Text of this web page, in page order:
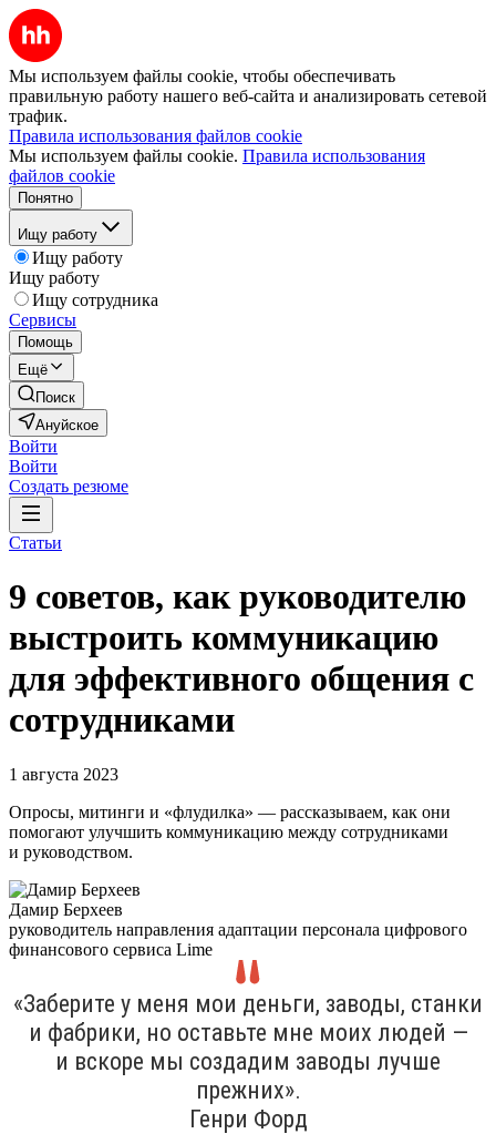
Мы используем файлы cookie, чтобы обеспечивать
правильную работу нашего веб-сайта и анализировать сетевой
трафик.
Правила использования файлов cookie
Мы используем файлы cookie. Правила использования
файлов cookie
Понятно
Ищу работу
Ищу работу
Ищу работу
Ищу сотрудника
Сервисы
Помощь
Ещё
Поиск
Ануйское
Войти
Войти
Создать резюме
Статьи
9 советов, как руководителю
выстроить коммуникацию
для эффективного общения с
сотрудниками
1 августа 2023
Опросы, митинги и «флудилка» — рассказываем, как они
помогают улучшить коммуникацию между сотрудниками
и руководством.
Дамир Берхеев
руководитель направления адаптации персонала цифрового
финансового сервиса Lime
«Заберите у меня мои деньги, заводы, станки
и фабрики, но оставьте мне моих людей —
и вскоре мы создадим заводы лучше
прежних».
Генри Форд